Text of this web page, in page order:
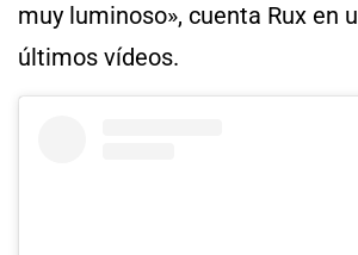
muy luminoso», cuenta Rux en
últimos vídeos.